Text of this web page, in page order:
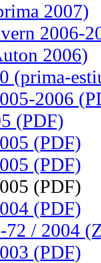
2007)
2006-
2006)
(prima-
2006
(PDF)
(PDF)
(PDF)
(PDF)
(PDF)
72 / 2004
(PDF)